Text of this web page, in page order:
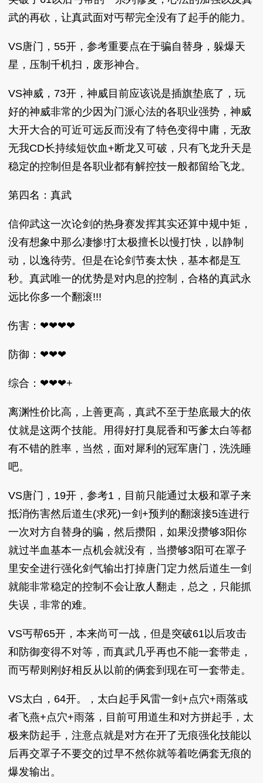
武的再砍，让真武面对丐帮完全没有了起手的能力。
VS唐门，55开，参考重要点在于骗自替身，躲爆天
星，压制千机扫，废形神合。
VS神威，73开，神威目前应该说是插旗垫底了，玩
好的神威非常的少因为门派心法的各职业强势，神威
大开大合的可近可远反而没有了特色变得中庸，无敌
无我CD长持续短饮血+断龙又可破，只有飞龙升天是
稳定的控制但是各职业都有解控技一般都留给飞龙。
第四名：真武
信仰武这一次论剑的热身赛发挥其实还算中规中矩，
没有想象中那么凄惨!打太极擅长以慢打快，以静制
动，以逸待劳。但是在论剑节奏太快，基本都是互
秒。真武唯一的优势是对内息的控制，合格的真武永
远比你多一个翻滚!!!
伤害：❤❤❤❤
防御：❤❤❤
综合：❤❤❤+
离渊性价比高，上善更高，真武不至于垫底最大的依
仗就是这两个技能。用得好打臭屁香和丐爹太白等都
有不错的胜率，当然，面对犀利的冠军唐门，洗洗睡
吧。
VS唐门，19开，参考1，目前只能通过太极和罩子来
抵消伤害然后道生(求死)一剑+预判的翻滚接5连进行
一次对方自替身的骗，然后攒阳，如果没攒够3阳你
就过半血基本一点机会就没有，当攒够3阳可在罩子
里安全进行强化剑气输出打掉唐门定力然后道生一剑
就能非常稳定的控制不会让敌人翻走，总之，只能抓
失误，非常的难。
VS丐帮65开，本来尚可一战，但是突破61以后攻击
和防御变得不对等，而真武几乎再也不能一套带走，
而丐帮则刚好相反从以前的俩套到现在可一套带走。
VS太白，64开。，太白起手风雷一剑+点穴+雨落或
者飞燕+点穴+雨落，目前可用道生和对方拼起手，太
极来防起手，注意点就是对方在开了无痕强化技能以
后再交罩子不要交的过早不然你就等着吃俩套无痕的
爆发输出。